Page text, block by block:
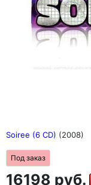
Soiree (6 CD) (2008)
Под заказ
16198 руб.